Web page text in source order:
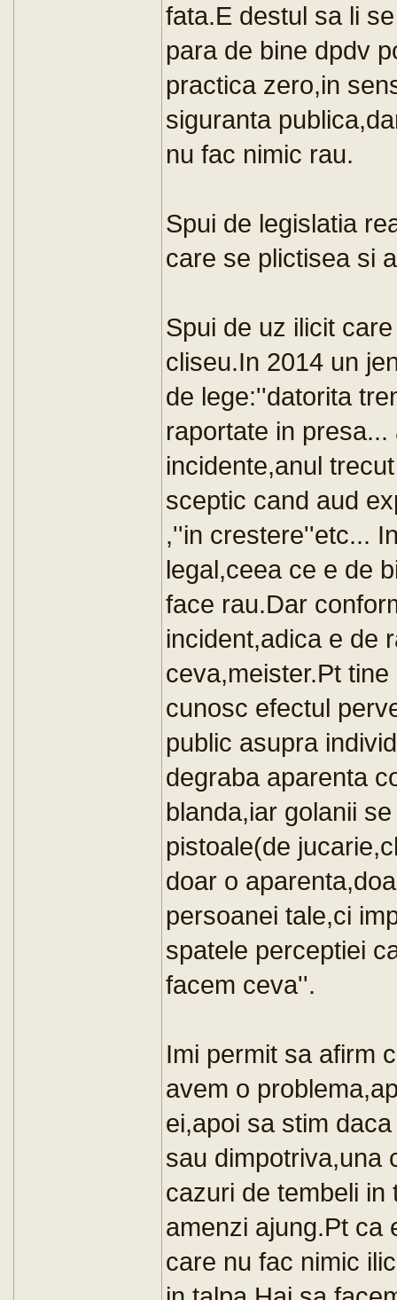
fata.E destul sa li
para de bine dpdv
practica zero,in
siguranta
nu fac nimic rau.
Spui de legislatia
care se plictisea si
Spui de uz ilicit
cliseu.In 2014 un
de lege:''datorita
raportate in
incidente,anul
sceptic cand aud
,''in crestere''etc...
legal,ceea ce e de
face rau.Dar
incident,adica e de
ceva,meister.Pt
cunosc efectul
public asupra
degraba aparenta
blanda,iar golanii
pistoale(de
doar o
persoanei tale,ci
spatele perceptiei
facem ceva''.
Imi permit sa afirm
avem o
ei,apoi sa stim
sau dimpotriva,una
cazuri de tembeli in
amenzi ajung.Pt ca
care nu fac nimic